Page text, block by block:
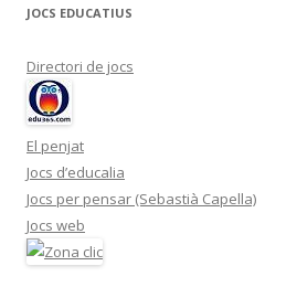
JOCS EDUCATIUS
Directori de jocs
El penjat
Jocs d’educalia
Jocs per pensar (Sebastià Capella)
Jocs web